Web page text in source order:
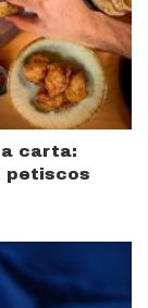
carta:
petiscos